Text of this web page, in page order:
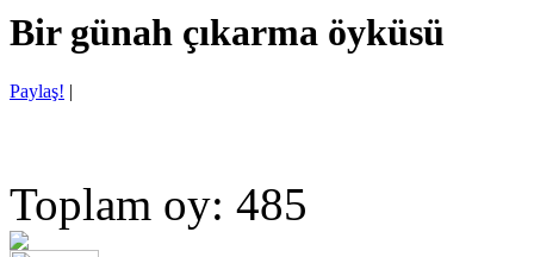
Bir günah çıkarma öyküsü
Paylaş! |
Toplam oy: 485